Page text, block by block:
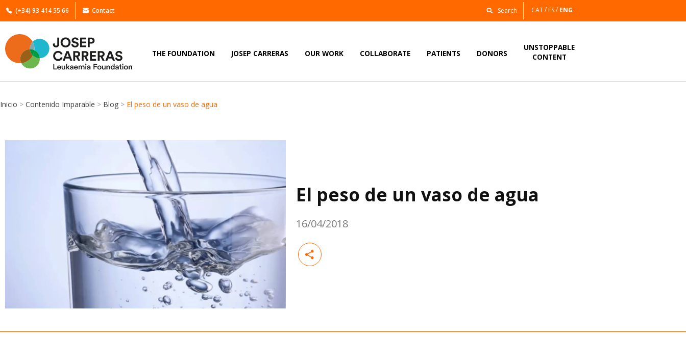
(+34) 93 414 55 66 Contact CAT ES ENG
THE FOUNDATION JOSEP CARRERAS OUR WORK COLLABORATE PATIENTS DONORS
UNSTOPPABLE
CONTENT
Inicio > Contenido Imparable > Blog > El peso de un vaso de agua
El peso de un vaso de agua
16/04/2018